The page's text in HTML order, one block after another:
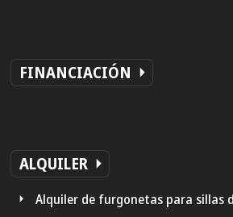
FINANCIACIÓN
ALQUILER
Alquiler de furgonetas para sillas